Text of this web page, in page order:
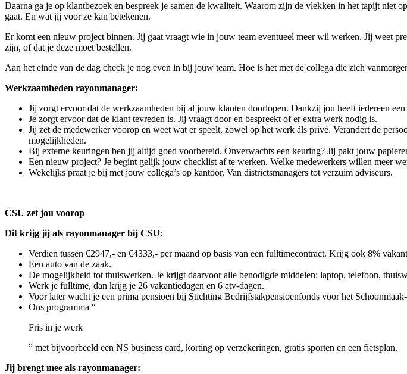
Daarna ga je op klantbezoek en bespreek je samen de kwaliteit. Waarom zijn de vlekken in het tapijt niet
gaat. En wat jij voor ze kan betekenen.
Er komt een nieuw project binnen. Jij gaat vraagt wie in jouw team eventueel meer wil werken. Jij weet
zijn, of dat je deze moet bestellen.
Aan het einde van de dag check je nog even in bij jouw team. Hoe is het met de collega die zich
Werkzaamheden rayonmanager:
Jij zorgt ervoor dat de werkzaamheden bij al jouw klanten doorlopen. Dankzij jou heeft iedereen
Je zorgt ervoor dat de klant tevreden is. Jij vraagt door en bespreekt of er extra werk nodig is.
Jij zet de medewerker voorop en weet wat er speelt, zowel op het werk áls privé. Verandert de
mogelijkheden.
Bij externe keuringen ben jij altijd goed voorbereid. Onverwachts een keuring? Jij pakt jouw
Een nieuw project? Je begint gelijk jouw checklist af te werken. Welke medewerkers willen meer
Wekelijks praat je bij met jouw collega’s op kantoor. Van districtsmanagers tot verzuim adviseurs.
CSU zet jou voorop
Dit krijg jij als rayonmanager bij CSU:
Verdien tussen €2947,- en €4333,- per maand op basis van een fulltimecontract. Krijg ook 8%
Een auto van de zaak.
De mogelijkheid tot thuiswerken. Je krijgt daarvoor alle benodigde middelen: laptop, telefoon,
Werk je fulltime, dan krijg je 26 vakantiedagen en 6 atv-dagen.
Voor later wacht je een prima pensioen bij Stichting Bedrijfstakpensioenfonds voor het
Ons programma “
Fris in je werk
” met bijvoorbeeld een NS business card, korting op verzekeringen, gratis sporten en een fietsplan.
Jij brengt mee als rayonmanager: